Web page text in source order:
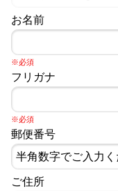
お名前
※必須
フリガナ
※必須
郵便番号
ご住所